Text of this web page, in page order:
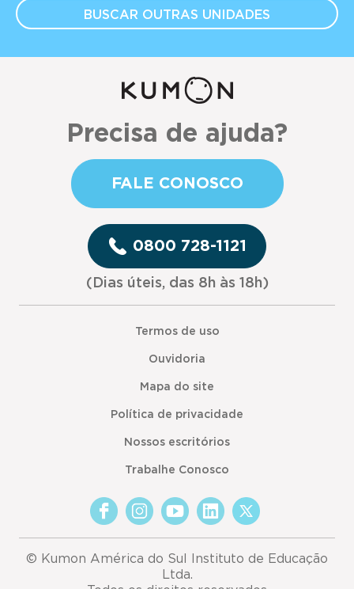
BUSCAR OUTRAS UNIDADES
Precisa de ajuda?
FALE CONOSCO
0800 728-1121
(Dias úteis, das 8h às 18h)
Termos de uso
Ouvidoria
Mapa do site
Política de privacidade
Nossos escritórios
Trabalhe Conosco
© Kumon América do Sul Instituto de Educação
Ltda.